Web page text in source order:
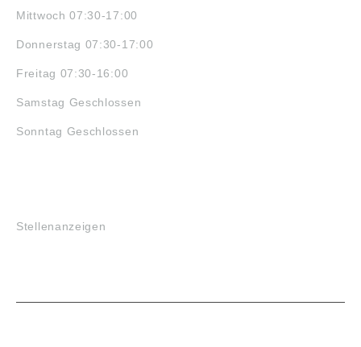
Mittwoch 07:30-17:00
Donnerstag 07:30-17:00
Freitag 07:30-16:00
Samstag Geschlossen
Sonntag Geschlossen
Stellenanzeigen